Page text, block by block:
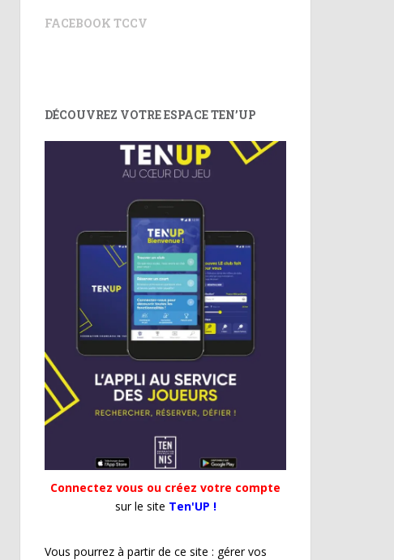
FACEBOOK TCCV
DÉCOUVREZ VOTRE ESPACE TEN’UP
Connectez vous ou créez votre compte
sur le site Ten'UP !
Vous pourrez à partir de ce site : gérer vos